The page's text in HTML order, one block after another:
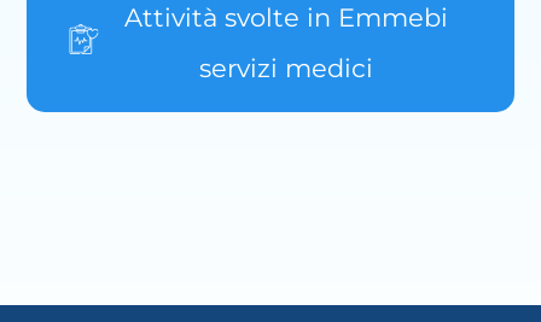
Attività svolte in Emmebi
servizi medici